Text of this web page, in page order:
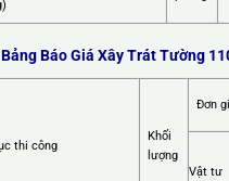
Bảng Báo Giá Xây Trát Tường
thi công
Khối
lượng
Đơn
Vật tư